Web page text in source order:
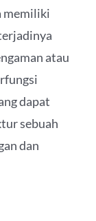
memiliki
atau
dapat
sebuah
dan